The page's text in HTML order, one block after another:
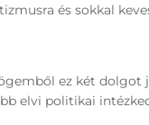
és sokkal
ez két dolgot
elvi politikai